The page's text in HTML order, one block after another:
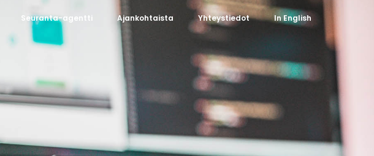
Seuranta-agentti Ajankohtaista Yhteystiedot In English